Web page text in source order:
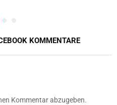
KOMMENTARE
Kommentar abzugeben.